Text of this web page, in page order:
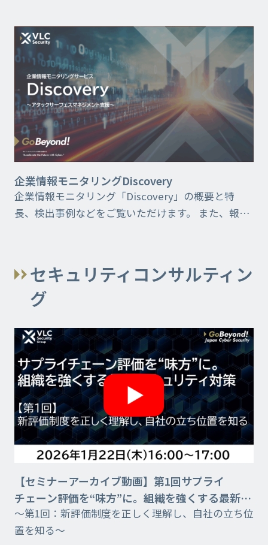
企業情報モニタリングDiscovery
企業情報モニタリング「Discovery」の概要と特
長、検出事例などをご覧いただけます。 また、報告
セキュリティコンサルティン
グ
【セミナーアーカイブ動画】第1回サプライ
チェーン評価を“味方”に。組織を強くする最新セ
キュリティ対策
～第1回：新評価制度を正しく理解し、自社の立ち位
置を知る～